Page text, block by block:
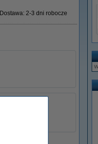
Dostawa: 2-3 dni robocze